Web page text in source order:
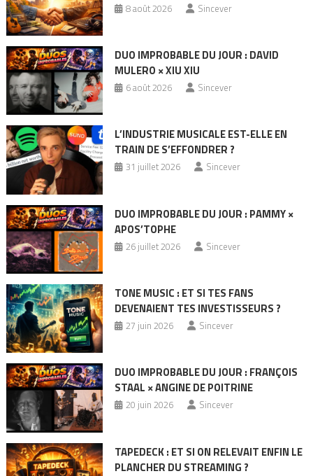
8 août 2026 Sincever
DUO IMPROBABLE DU JOUR : DAVID
MULERO × XIU XIU
6 août 2026 Sincever
L’INDUSTRIE MUSICALE EST-ELLE EN
TRAIN DE S’EFFONDRER ?
31 juillet 2026 Sincever
DUO IMPROBABLE DU JOUR : PAMMY ×
APOS’TOPHE
26 juillet 2026 Sincever
TONE MUSIC : ET SI TES FANS
DEVENAIENT TES INVESTISSEURS ?
27 juin 2026 Sincever
DUO IMPROBABLE DU JOUR : FRANÇOIS
STAAL × ANGINE DE POITRINE
20 juin 2026 Sincever
TAPEDECK : ET SI ON RELEVAIT ENFIN LE
PLANCHER DU STREAMING ?